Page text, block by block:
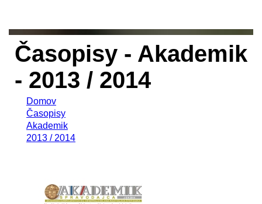
Časopisy - Akademik
- 2013 / 2014
Domov
Časopisy
Akademik
2013 / 2014